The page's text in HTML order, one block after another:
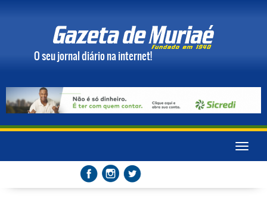
O seu jornal diário na internet!
Toggle